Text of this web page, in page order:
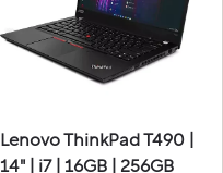
Lenovo ThinkPad T490 |
14" | i7 | 16GB | 256GB